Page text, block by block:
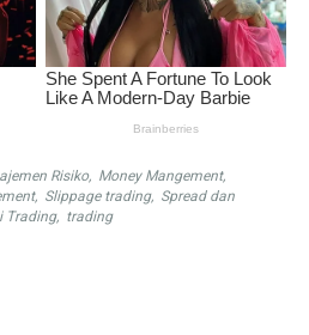
Risiko, Money Mangement,
, Slippage trading, Spread dan
Trading, trading